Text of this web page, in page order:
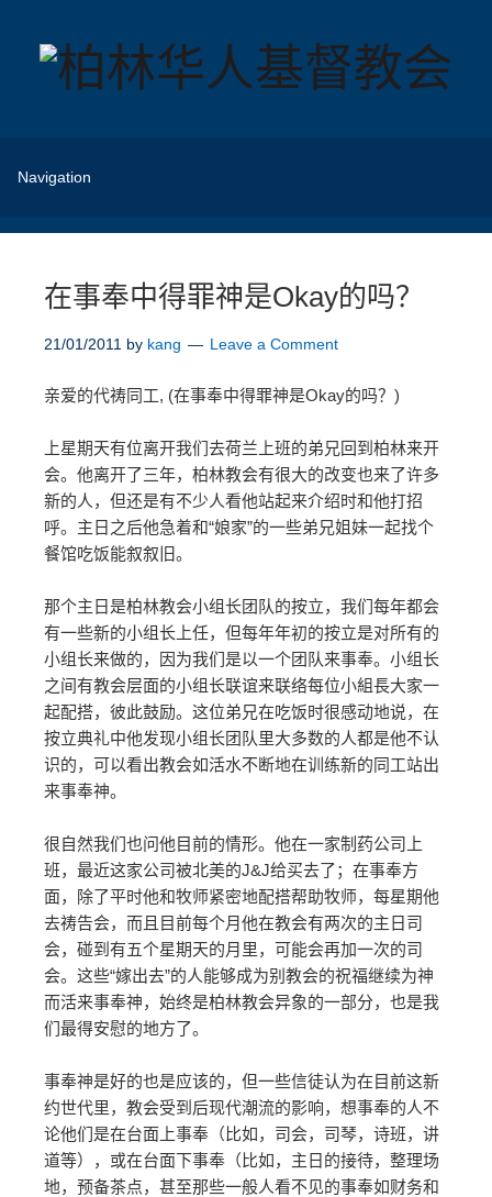
在事奉中得罪神是Okay的吗？
21/01/2011 by kang Leave a Comment
亲爱的代祷同工, (在事奉中得罪神是Okay的吗？)
上星期天有位离开我们去荷兰上班的弟兄回到柏林来开
会。他离开了三年，柏林教会有很大的改变也来了许多
新的人，但还是有不少人看他站起来介绍时和他打招
呼。主日之后他急着和“娘家”的一些弟兄姐妹一起找个
餐馆吃饭能叙叙旧。
那个主日是柏林教会小组长团队的按立，我们每年都会
有一些新的小组长上任，但每年年初的按立是对所有的
小组长来做的，因为我们是以一个团队来事奉。小组长
之间有教会层面的小组长联谊来联络每位小組長大家一
起配搭，彼此鼓励。这位弟兄在吃饭时很感动地说，在
按立典礼中他发现小组长团队里大多数的人都是他不认
识的，可以看出教会如活水不断地在训练新的同工站出
来事奉神。
很自然我们也问他目前的情形。他在一家制药公司上
班，最近这家公司被北美的J&J给买去了；在事奉方
面，除了平时他和牧师紧密地配搭帮助牧师，每星期他
去祷告会，而且目前每个月他在教会有两次的主日司
会，碰到有五个星期天的月里，可能会再加一次的司
会。这些“嫁出去”的人能够成为别教会的祝福继续为神
而活来事奉神，始终是柏林教会异象的一部分，也是我
们最得安慰的地方了。
事奉神是好的也是应该的，但一些信徒认为在目前这新
约世代里，教会受到后现代潮流的影响，想事奉的人不
论他们是在台面上事奉（比如，司会，司琴，诗班，讲
道等），或在台面下事奉（比如，主日的接待，整理场
地，预备茶点，甚至那些一般人看不见的事奉如财务和